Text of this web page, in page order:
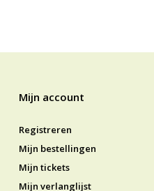
Mijn account
Registreren
Mijn bestellingen
Mijn tickets
Mijn verlanglijst